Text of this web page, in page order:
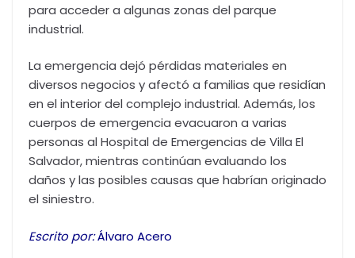
para acceder a algunas zonas del parque
industrial.
La emergencia dejó pérdidas materiales en
diversos negocios y afectó a familias que residían
en el interior del complejo industrial. Además, los
cuerpos de emergencia evacuaron a varias
personas al Hospital de Emergencias de Villa El
Salvador, mientras continúan evaluando los
daños y las posibles causas que habrían originado
el siniestro.
Escrito por:Álvaro Acero